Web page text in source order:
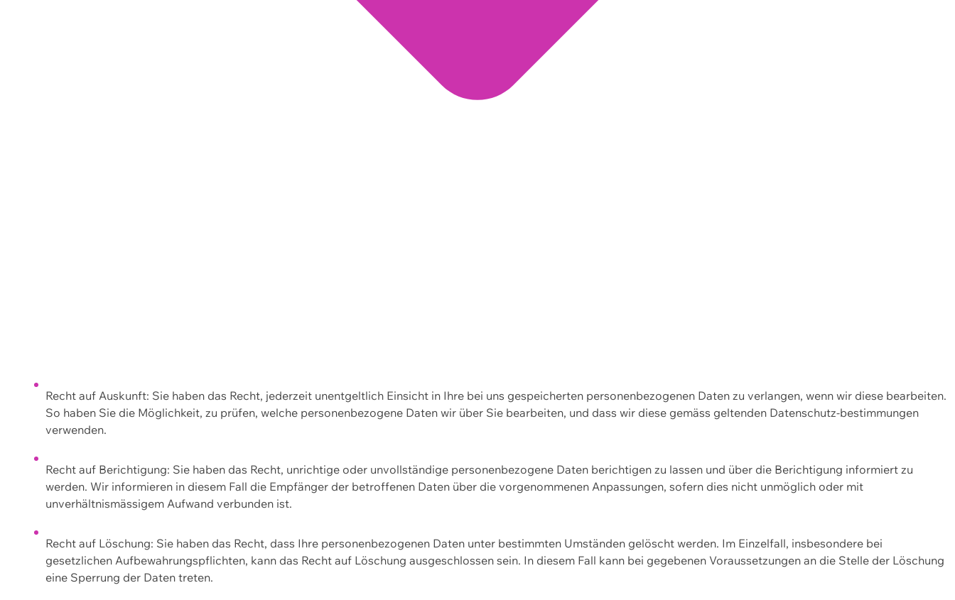
Recht auf Auskunft: Sie haben das Recht, jederzeit unentgeltlich Einsicht in Ihre bei uns gespeicherten personenbezogenen Daten zu verlangen, wenn wir diese bearbeiten.
So haben Sie die Möglichkeit, zu prüfen, welche personenbezogene Daten wir über Sie bearbeiten, und dass wir diese gemäss geltenden Datenschutz-bestimmungen
verwenden.
Recht auf Berichtigung: Sie haben das Recht, unrichtige oder unvollständige personenbezogene Daten berichtigen zu lassen und über die Berichtigung informiert zu
werden. Wir informieren in diesem Fall die Empfänger der betroffenen Daten über die vorgenommenen Anpassungen, sofern dies nicht unmöglich oder mit
unverhältnismässigem Aufwand verbunden ist.
Recht auf Löschung: Sie haben das Recht, dass Ihre personenbezogenen Daten unter bestimmten Umständen gelöscht werden. Im Einzelfall, insbesondere bei
gesetzlichen Aufbewahrungspflichten, kann das Recht auf Löschung ausgeschlossen sein. In diesem Fall kann bei gegebenen Voraussetzungen an die Stelle der Löschung
eine Sperrung der Daten treten.